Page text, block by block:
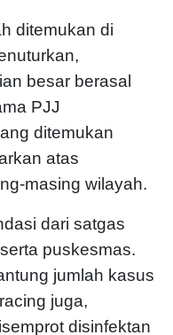
ditemukan di
besar berasal
PJJ
ditemukan
atas
masing wilayah.
dari satgas
puskesmas.
jumlah kasus
juga,
disinfektan